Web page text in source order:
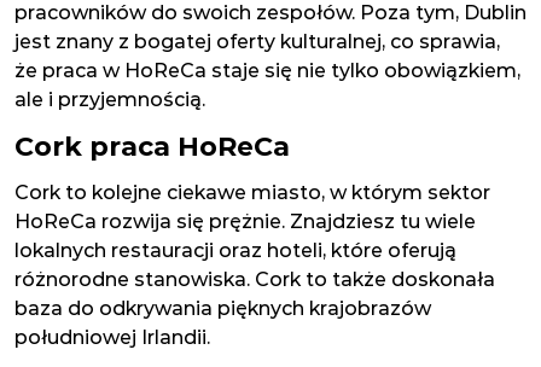
pracowników do swoich zespołów. Poza tym, Dublin
jest znany z bogatej oferty kulturalnej, co sprawia,
że praca w HoReCa staje się nie tylko obowiązkiem,
ale i przyjemnością.
Cork praca HoReCa
Cork to kolejne ciekawe miasto, w którym sektor
HoReCa rozwija się prężnie. Znajdziesz tu wiele
lokalnych restauracji oraz hoteli, które oferują
różnorodne stanowiska. Cork to także doskonała
baza do odkrywania pięknych krajobrazów
południowej Irlandii.